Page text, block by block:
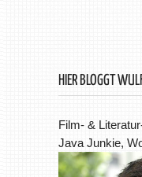
HIER BLOGGT
Film- &
Java Junkie,